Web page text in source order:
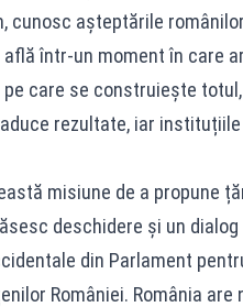
cunosc așteptările
într-un moment în care
care se construiește
rezultate, iar
misiune de a propune
deschidere și un
din Parlament
României. România